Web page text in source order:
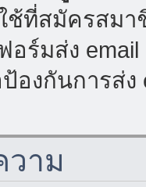
ที่สมัครสมา
ร์มส่ง
งกันการส่ง
าม